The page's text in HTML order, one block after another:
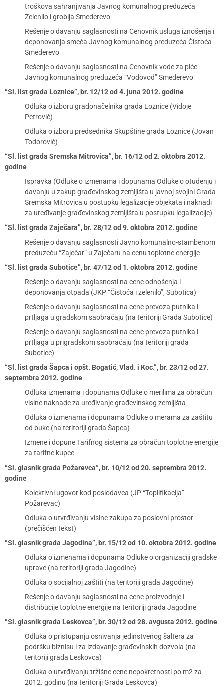
troškova sahranjivanja Javnog komunalnog preduzeća
Zelenilo i groblja Smederevo
Rešenje o davanju saglasnosti na Cenovnik usluga iznošenja i
deponovanja smeća Javnog komunalnog preduzeća Čistoća
Smederevo
Rešenje o davanju saglasnosti na Cenovnik vode za piće
Javnog komunalnog preduzeća “Vodovod” Smederevo
“Sl. list grada Loznice”, br. 12/12 od 4. juna 2012. godine
Odluka o izboru gradonačelnika grada Loznice (Vidoje
Petrović)
Odluka o izboru predsednika Skupštine grada Loznice (Jovan
Todorović)
“Sl. list grada Sremska Mitrovica”, br. 16/12 od 2. oktobra 2012.
godine
Ispravka (Odluke o izmenama i dopunama Odluke o otuđenju i
davanju u zakup građevinskog zemljišta u javnoj svojini Grada
Sremska Mitrovica u postupku legalizacije objekata i naknadi
za uređivanje građevinskog zemljišta u postupku legalizacije)
“Sl. list grada Zaječara”, br. 28/12 od 9. oktobra 2012. godine
Rešenje o davanju saglasnosti Javno komunalno-stambenom
preduzeću “Zaječar” u Zaječaru na cenu toplotne energije
“Sl. list grada Subotice”, br. 47/12 od 1. oktobra 2012. godine
Rešenje o davanju saglasnosti na cene odnošenja i
deponovanja otpada (JKP “Čistoća i zelenilo”, Subotica)
Rešenje o davanju saglasnosti na cene prevoza putnika i
prtljaga u gradskom saobraćaju (na teritoriji Grada Subotice)
Rešenje o davanju saglasnosti na cene prevoza putnika i
prtljaga u prigradskom saobraćaju (na teritoriji grada
Subotice)
“Sl. list grada Šapca i opšt. Bogatić, Vlad. i Koc.”, br. 23/12 od 27.
septembra 2012. godine
Odluka izmenama i dopunama Odluke o merilima za obračun
visine naknade za uređivanje građevinskog zemljišta
Odluka o izmenama i dopunama Odluke o merama za zaštitu
od buke (na teritoriji grada Šapca)
Izmene i dopune Tarifnog sistema za obračun toplotne energije
za tarifne kupce
“Sl. glasnik grada Požarevca”, br. 10/12 od 20. septembra 2012.
godine
Kolektivni ugovor kod poslodavca (JP “Toplifikacija”
Požarevac)
Odluka o utvrđivanju visine zakupa za poslovni prostor
(prečišćen tekst)
“Sl. glasnik grada Jagodina”, br. 15/12 od 10. oktobra 2012. godine
Odluka o izmenama i dopunama Odluke o organizaciji gradske
uprave (na teritoriji grada Jagodine)
Odluka o socijalnoj zaštiti (na teritoriji grada Jagodine)
Rešenje o davanju saglasnosti na cene proizvodnje i
distribucije toplotne energije na teritoriji grada Jagodine
“Sl. glasnik grada Leskovca”, br. 30/12 od 28. avgusta 2012. godine
Odluka o pristupanju osnivanja jedinstvenog šaltera za
podršku biznisu i za izdavanje građevinskih dozvola (na
teritoriji grada Leskovca)
Odluka o utvrđivanju tržišne cene nepokretnosti po m2 za
2012. godinu (na teritoriji Grada Leskovca)